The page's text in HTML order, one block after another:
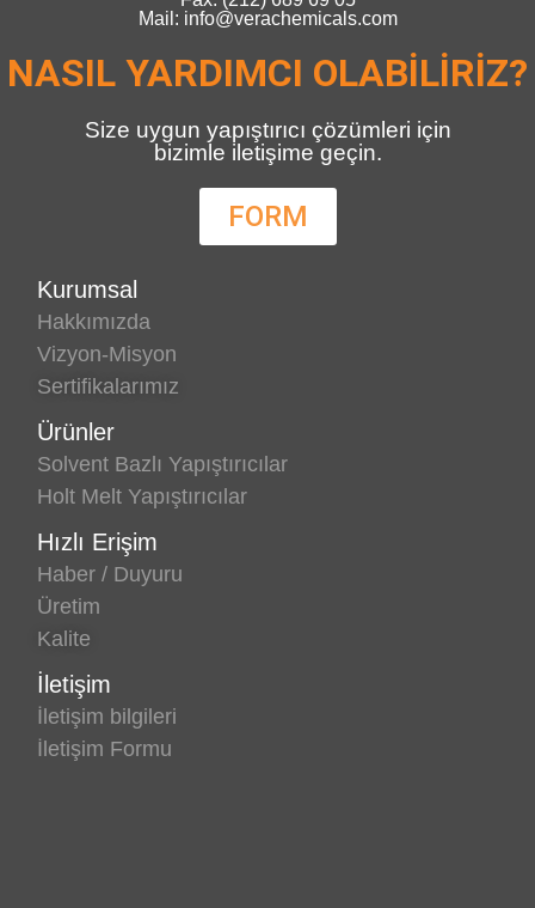
Mail: info@verachemicals.com
NASIL YARDIMCI OLABİLİRİZ?
Size uygun yapıştırıcı çözümleri için
bizimle iletişime geçin.
FORM
Kurumsal
Hakkımızda
Vizyon-Misyon
Sertifikalarımız
Ürünler
Solvent Bazlı Yapıştırıcılar
Holt Melt Yapıştırıcılar
Hızlı Erişim
Haber / Duyuru
Üretim
Kalite
İletişim
İletişim bilgileri
İletişim Formu